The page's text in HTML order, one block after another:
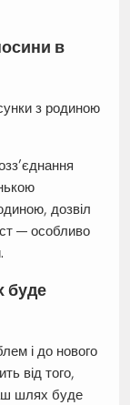
в
з родиною
дозвіл
— особливо
буде
і до нового
від того,
шлях буде